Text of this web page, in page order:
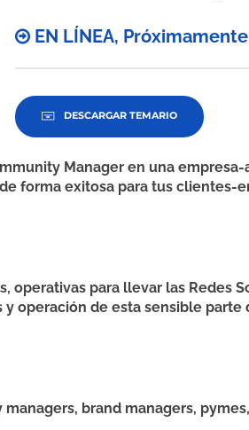
EN LÍNEA,
DESCARGAR TEMARIO
Manager en una
forma exitosa para tus clientes-
operativas para llevar las Redes
operación de esta sensible parte
brand managers,